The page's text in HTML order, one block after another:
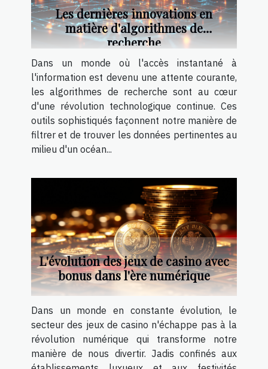
Les dernières innovations en
matière d'algorithmes de
recherche
Dans un monde où l'accès instantané à
l'information est devenu une attente courante,
les algorithmes de recherche sont au cœur
d'une révolution technologique continue. Ces
outils sophistiqués façonnent notre manière de
filtrer et de trouver les données pertinentes au
milieu d'un océan...
L'évolution des jeux de casino avec
bonus dans l'ère numérique
Dans un monde en constante évolution, le
secteur des jeux de casino n'échappe pas à la
révolution numérique qui transforme notre
manière de nous divertir. Jadis confinés aux